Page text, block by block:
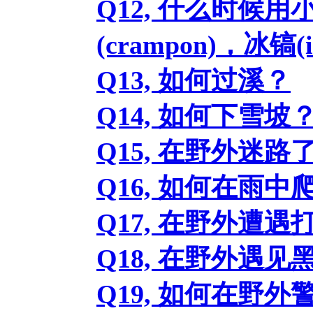
Q12, 什么时候用
(crampon)，冰镐
Q13, 如何过溪？
Q14, 如何下雪坡
Q15, 在野外迷路
Q16, 如何在雨中
Q17, 在野外遭遇
Q18, 在野外遇见
Q19, 如何在野外